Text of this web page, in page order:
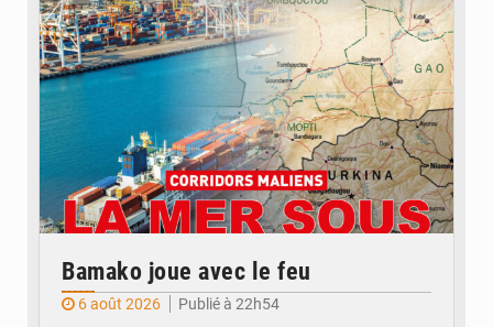
Bamako joue avec le feu
6 août 2026
Publié à 22h54